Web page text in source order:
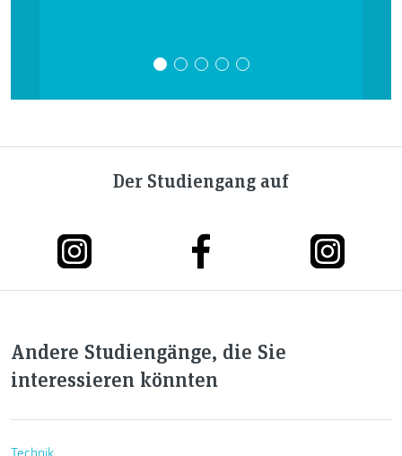
Der Studiengang auf
Andere Studiengänge, die Sie
interessieren könnten